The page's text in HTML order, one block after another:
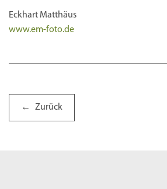
Eckhart Matthäus
www.em-foto.de
Zurück